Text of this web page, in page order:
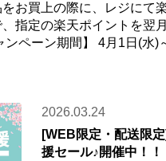
お買上の際に、レジにて
指定の楽天ポイントを翌
2026.03.24
[WEB限定・配送限
援セール♪開催中！！